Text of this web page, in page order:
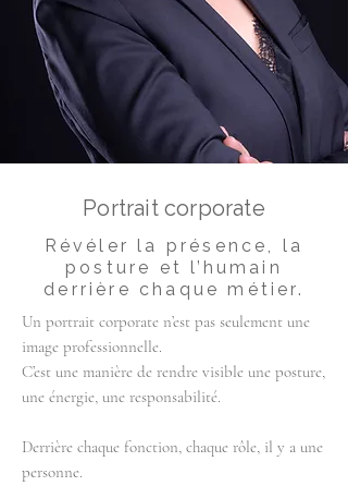
Portrait corporate
Révéler la présence, la
posture et l’humain
derrière chaque métier.
Un portrait corporate n’est pas seulement une
image professionnelle.
C’est une manière de rendre visible une posture,
une énergie, une responsabilité.
Derrière chaque fonction, chaque rôle, il y a une
personne.